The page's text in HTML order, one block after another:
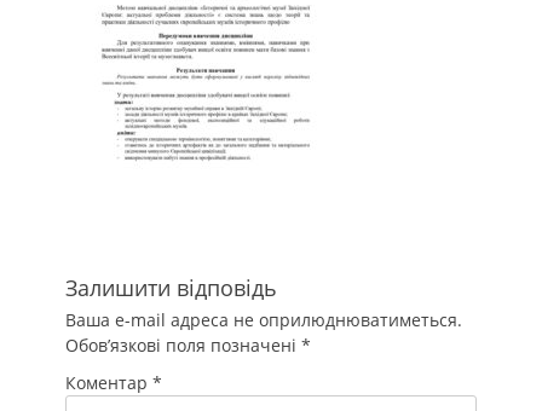
Залишити відповідь
Ваша e-mail адреса не оприлюднюватиметься.
Обов’язкові поля позначені *
Коментар *